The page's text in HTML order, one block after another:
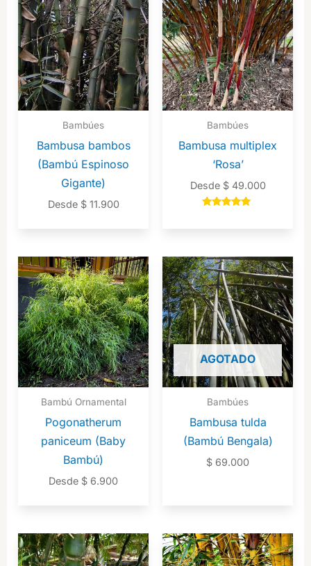
Bambúes
Bambusa bambos
(Bambú Espinoso
Gigante)
Desde $11.900
Bambúes
Bambusa multiplex
‘Rosa’
Desde $49.000
Bambú Ornamental
Pogonatherum
paniceum (Baby
Bambú)
Desde $ 6.900
AGOTADO
Bambúes
Bambusa tulda
(Bambú Bengala)
$ 69.000